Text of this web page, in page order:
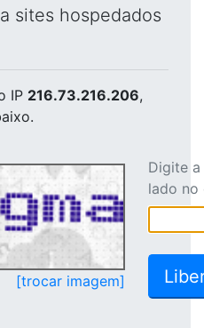
sites hospedados
IP 216.73.216.206,
[trocar imagem]
Digite
lado no